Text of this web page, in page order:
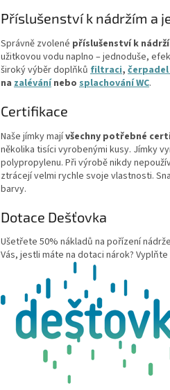
Příslušenství k nádržím a
Správně zvolené příslušenství k
užitkovou vodu naplno – jednoduše,
široký výběr doplňků filtraci, čerpadel
na zalévání nebo splachování WC.
Certifikace
Naše jímky majívšechny potřebné
několika tisíci vyrobenými kusy. Jímky
polypropylenu. Při výrobě nikdy
ztrácejí velmi rychle svoje vlastnosti.
barvy.
Dotace Dešťovka
Ušetřete 50% nákladů na pořízení
Vás, jestli máte na dotaci nárok? Vyplňte